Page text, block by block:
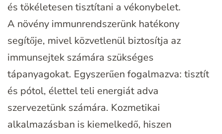
és tökéletesen tisztítani a vékonybelet.
A növény immunrendszerünk hatékony
segítője, mivel közvetlenül biztosítja az
immunsejtek számára szükséges
tápanyagokat. Egyszerűen fogalmazva: tisztít
és pótol, élettel teli energiát adva
szervezetünk számára. Kozmetikai
alkalmazásban is kiemelkedő, hiszen